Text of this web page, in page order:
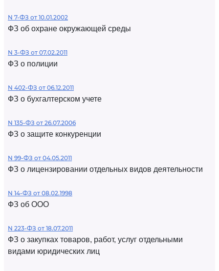
N 7-ФЗ от 10.01.2002
ФЗ об охране окружающей среды
N 3-ФЗ от 07.02.2011
ФЗ о полиции
N 402-ФЗ от 06.12.2011
ФЗ о бухгалтерском учете
N 135-ФЗ от 26.07.2006
ФЗ о защите конкуренции
N 99-ФЗ от 04.05.2011
ФЗ о лицензировании отдельных видов деятельности
N 14-ФЗ от 08.02.1998
ФЗ об ООО
N 223-ФЗ от 18.07.2011
ФЗ о закупках товаров, работ, услуг отдельными
видами юридических лиц